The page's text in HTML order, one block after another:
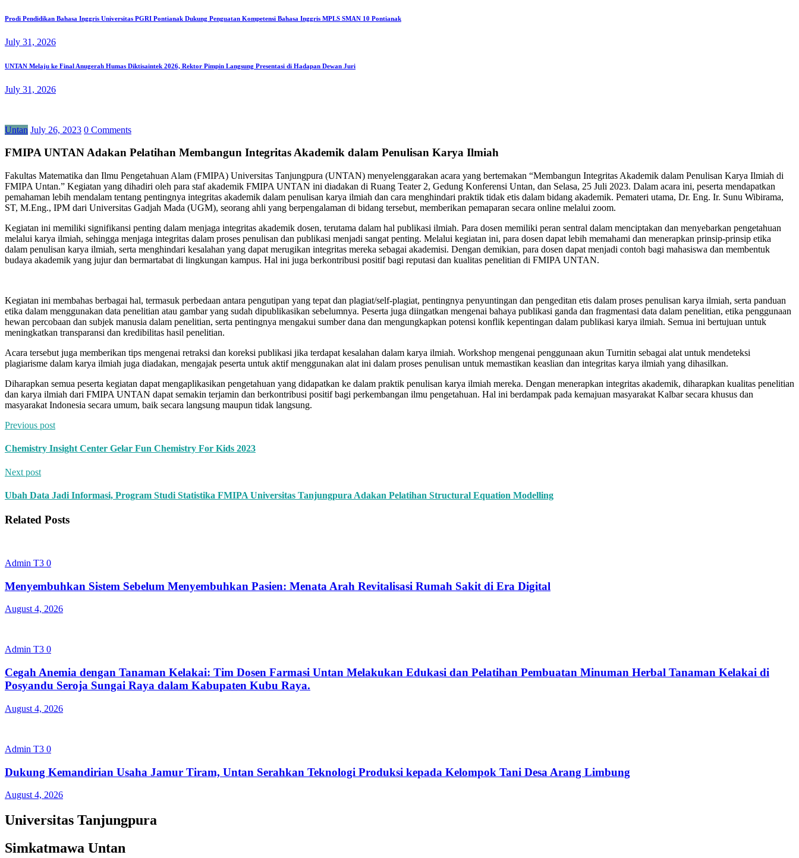
Prodi Pendidikan Bahasa Inggris Universitas PGRI Pontianak Dukung Penguatan Kompetensi Bahasa Inggris MPLS SMAN 10 Pontianak
July 31, 2026
UNTAN Melaju ke Final Anugerah Humas Diktisaintek 2026, Rektor Pimpin Langsung Presentasi di Hadapan Dewan Juri
July 31, 2026
Untan July 26, 2023 0 Comments
FMIPA UNTAN Adakan Pelatihan Membangun Integritas Akademik dalam Penulisan Karya Ilmiah
Fakultas Matematika dan Ilmu Pengetahuan Alam (FMIPA) Universitas Tanjungpura (UNTAN) menyelenggarakan acara yang bertemakan “Membangun Integritas Akademik dalam Penulisan Karya Ilmiah di
FMIPA Untan.” Kegiatan yang dihadiri oleh para staf akademik FMIPA UNTAN ini diadakan di Ruang Teater 2, Gedung Konferensi Untan, dan Selasa, 25 Juli 2023. Dalam acara ini, peserta mendapatkan
pemahaman lebih mendalam tentang pentingnya integritas akademik dalam penulisan karya ilmiah dan cara menghindari praktik tidak etis dalam bidang akademik. Pemateri utama, Dr. Eng. Ir. Sunu Wibirama,
ST, M.Eng., IPM dari Universitas Gadjah Mada (UGM), seorang ahli yang berpengalaman di bidang tersebut, memberikan pemaparan secara online melalui zoom.
Kegiatan ini memiliki signifikansi penting dalam menjaga integritas akademik dosen, terutama dalam hal publikasi ilmiah. Para dosen memiliki peran sentral dalam menciptakan dan menyebarkan pengetahuan
melalui karya ilmiah, sehingga menjaga integritas dalam proses penulisan dan publikasi menjadi sangat penting. Melalui kegiatan ini, para dosen dapat lebih memahami dan menerapkan prinsip-prinsip etika
dalam penulisan karya ilmiah, serta menghindari kesalahan yang dapat merugikan integritas mereka sebagai akademisi. Dengan demikian, para dosen dapat menjadi contoh bagi mahasiswa dan membentuk
budaya akademik yang jujur dan bermartabat di lingkungan kampus. Hal ini juga berkontribusi positif bagi reputasi dan kualitas penelitian di FMIPA UNTAN.
Kegiatan ini membahas berbagai hal, termasuk perbedaan antara pengutipan yang tepat dan plagiat/self-plagiat, pentingnya penyuntingan dan pengeditan etis dalam proses penulisan karya ilmiah, serta panduan
etika dalam menggunakan data penelitian atau gambar yang sudah dipublikasikan sebelumnya. Peserta juga diingatkan mengenai bahaya publikasi ganda dan fragmentasi data dalam penelitian, etika penggunaan
hewan percobaan dan subjek manusia dalam penelitian, serta pentingnya mengakui sumber dana dan mengungkapkan potensi konflik kepentingan dalam publikasi karya ilmiah. Semua ini bertujuan untuk
meningkatkan transparansi dan kredibilitas hasil penelitian.
Acara tersebut juga memberikan tips mengenai retraksi dan koreksi publikasi jika terdapat kesalahan dalam karya ilmiah. Workshop mengenai penggunaan akun Turnitin sebagai alat untuk mendeteksi
plagiarisme dalam karya ilmiah juga diadakan, mengajak peserta untuk aktif menggunakan alat ini dalam proses penulisan untuk memastikan keaslian dan integritas karya ilmiah yang dihasilkan.
Diharapkan semua peserta kegiatan dapat mengaplikasikan pengetahuan yang didapatkan ke dalam praktik penulisan karya ilmiah mereka. Dengan menerapkan integritas akademik, diharapkan kualitas penelitian
dan karya ilmiah dari FMIPA UNTAN dapat semakin terjamin dan berkontribusi positif bagi perkembangan ilmu pengetahuan. Hal ini berdampak pada kemajuan masyarakat Kalbar secara khusus dan
masyarakat Indonesia secara umum, baik secara langsung maupun tidak langsung.
Previous post
Chemistry Insight Center Gelar Fun Chemistry For Kids 2023
Next post
Ubah Data Jadi Informasi, Program Studi Statistika FMIPA Universitas Tanjungpura Adakan Pelatihan Structural Equation Modelling
Related Posts
Admin T3 0
Menyembuhkan Sistem Sebelum Menyembuhkan Pasien: Menata Arah Revitalisasi Rumah Sakit di Era Digital
August 4, 2026
Admin T3 0
Cegah Anemia dengan Tanaman Kelakai: Tim Dosen Farmasi Untan Melakukan Edukasi dan Pelatihan Pembuatan Minuman Herbal Tanaman Kelakai di
Posyandu Seroja Sungai Raya dalam Kabupaten Kubu Raya.
August 4, 2026
Admin T3 0
Dukung Kemandirian Usaha Jamur Tiram, Untan Serahkan Teknologi Produksi kepada Kelompok Tani Desa Arang Limbung
August 4, 2026
Universitas Tanjungpura
Simkatmawa Untan